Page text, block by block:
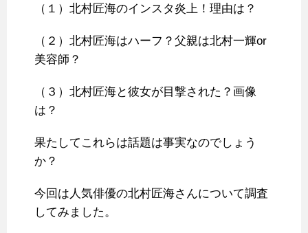
（１）北村匠海のインスタ炎上！理由は？
（２）北村匠海はハーフ？父親は北村一輝or
美容師？
（３）北村匠海と彼女が目撃された？画像
は？
果たしてこれらは話題は事実なのでしょう
か？
今回は人気俳優の北村匠海さんについて調査
してみました。